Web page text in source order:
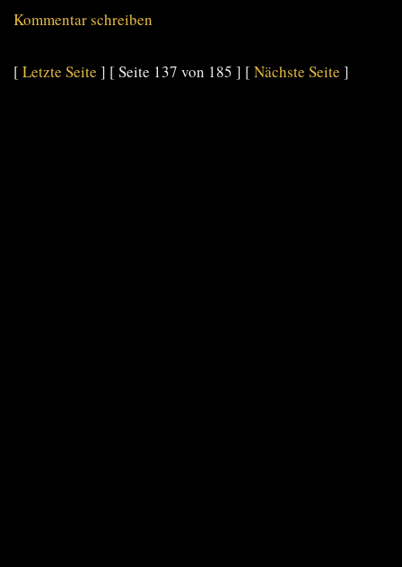
Kommentar schreiben
[ Letzte Seite ] [ Seite 137 von 185 ] [ Nächste Seite ]